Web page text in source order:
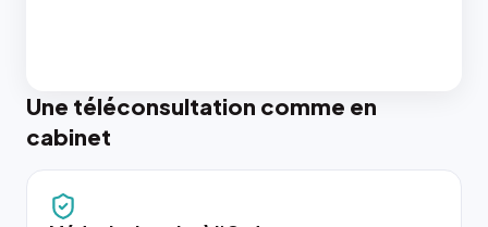
Une téléconsultation comme en
cabinet